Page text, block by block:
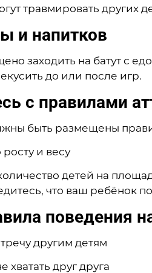
травмировать других
и напитков
заходить на батут с
до или после игр.
с правилами
быть размещены
и весу
детей на
что ваш ребёнок
поведения
другим детям
хватать друг друга